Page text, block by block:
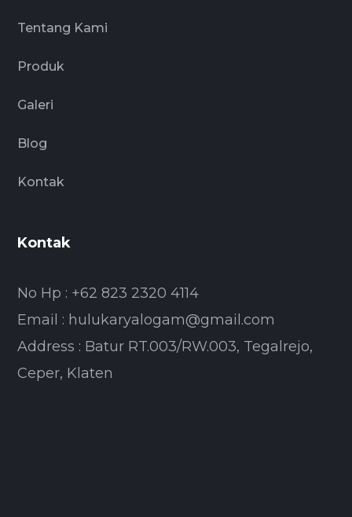
Tentang Kami
Produk
Galeri
Blog
Kontak
Kontak
No Hp : +62 823 2320 4114
Email : hulukaryalogam@gmail.com
Address : Batur RT.003/RW.003, Tegalrejo,
Ceper, Klaten